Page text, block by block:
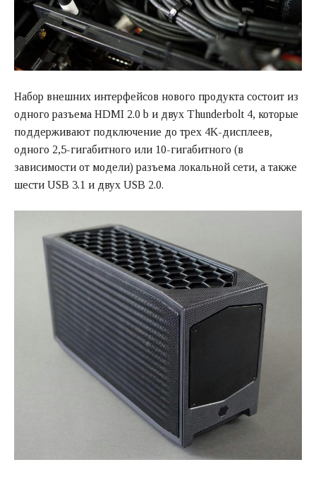
Набор внешних интерфейсов нового продукта состоит из
одного разъема HDMI 2.0 b и двух Thunderbolt 4, которые
поддерживают подключение до трех 4K-дисплеев,
одного 2,5-гигабитного или 10-гигабитного (в
зависимости от модели) разъема локальной сети, а также
шести USB 3.1 и двух USB 2.0.